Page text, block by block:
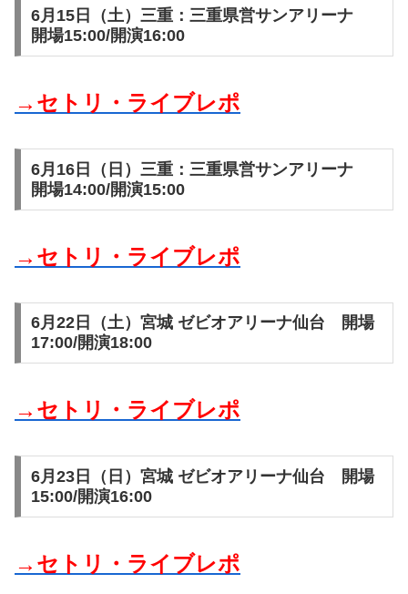
6月15日（土）三重：三重県営サンアリーナ
開場15:00/開演16:00
→セトリ・ライブレポ
6月16日（日）三重：三重県営サンアリーナ
開場14:00/開演15:00
→セトリ・ライブレポ
6月22日（土）宮城 ゼビオアリーナ仙台 開場
17:00/開演18:00
→セトリ・ライブレポ
6月23日（日）宮城 ゼビオアリーナ仙台 開場
15:00/開演16:00
→セトリ・ライブレポ